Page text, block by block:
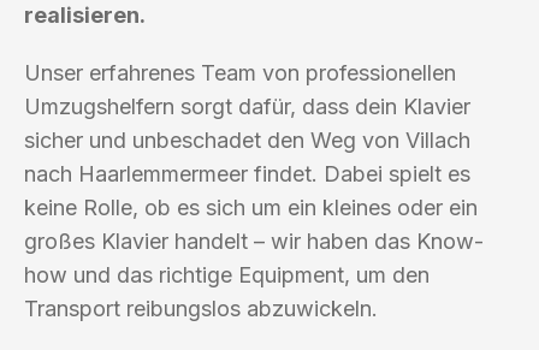
realisieren.
Unser erfahrenes Team von professionellen
Umzugshelfern sorgt dafür, dass dein Klavier
sicher und unbeschadet den Weg von Villach
nach Haarlemmermeer findet. Dabei spielt es
keine Rolle, ob es sich um ein kleines oder ein
großes Klavier handelt – wir haben das Know-
how und das richtige Equipment, um den
Transport reibungslos abzuwickeln.